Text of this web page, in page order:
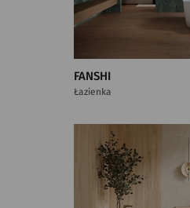
FANSHI
Łazienka